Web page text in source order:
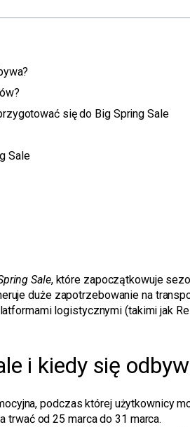
się do Big Spring Sale
Sale
Sale, które zapoczątkowuje
duże zapotrzebowanie na
logistycznymi (takimi jak
i kiedy się
podczas której użytkownicy
trwać od 25 marca do 31 marca.